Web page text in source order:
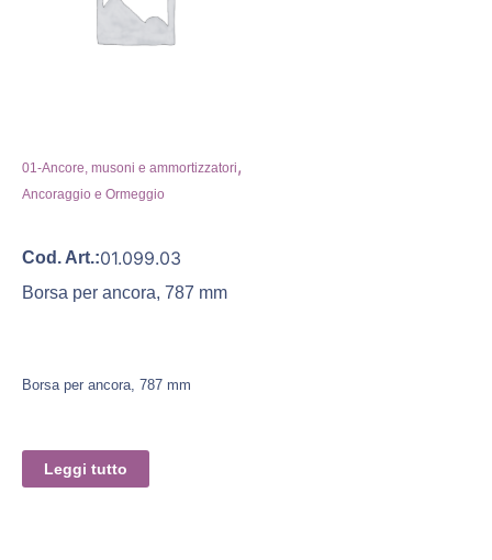
01-Ancore, musoni e ammortizzatori,
Ancoraggio e Ormeggio
Cod. Art.:01.099.03
Borsa per ancora, 787 mm
Borsa per ancora, 787 mm
Leggi tutto